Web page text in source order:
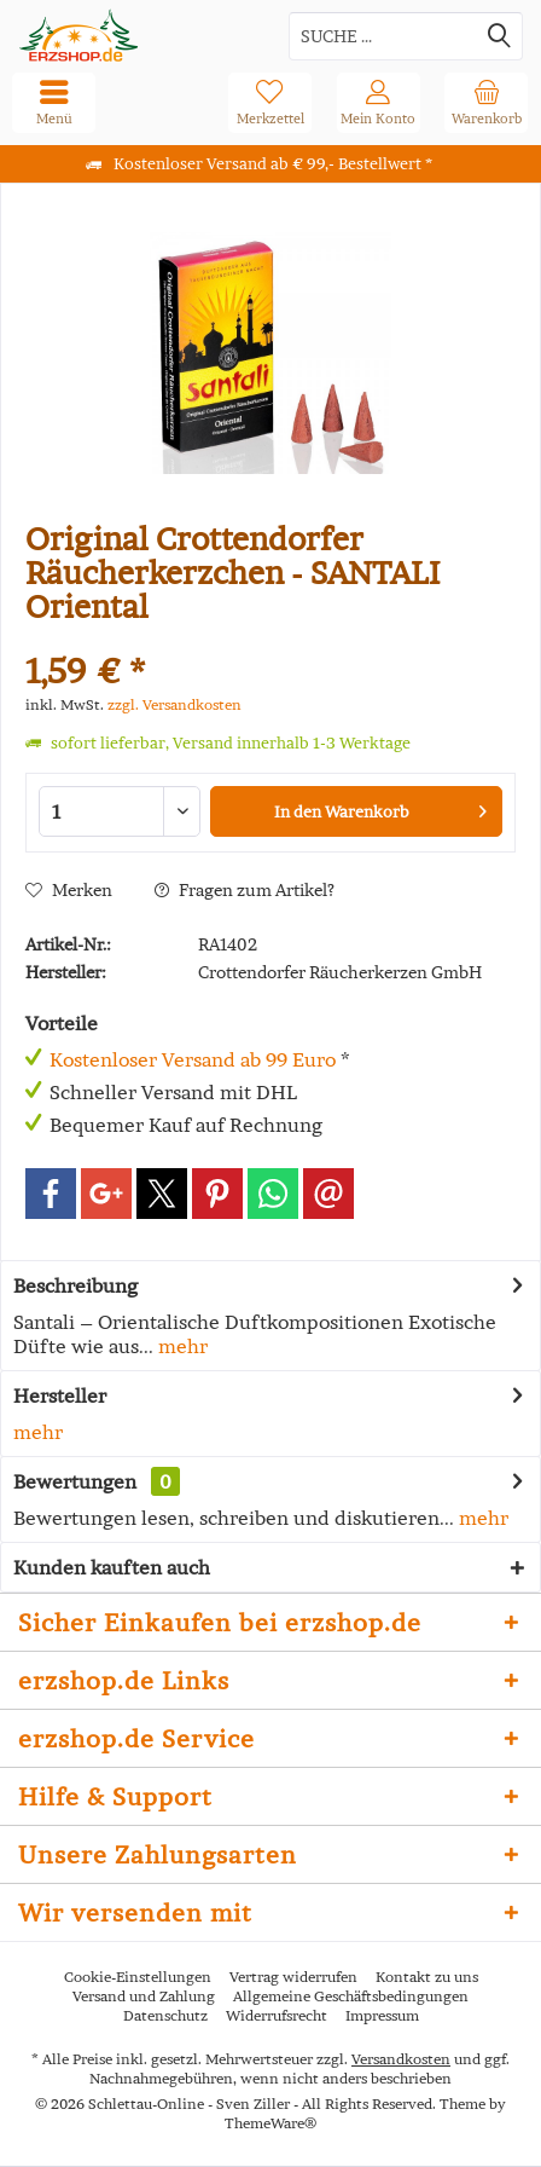
Kostenloser Versand ab € 99,- Bestellwert *
Warenkorb
Merkzettel Mein Konto
Menü
Original Crottendorfer
Räucherkerzchen - SANTALI
Oriental
1,59 € *
inkl. MwSt. zzgl. Versandkosten
sofort lieferbar, Versand innerhalb 1-3 Werktage
In denWarenkorb
Merken Fragen zum Artikel?
Artikel-Nr.:
RA1402
Hersteller:
Crottendorfer Räucherkerzen GmbH
Vorteile
Kostenloser Versand ab 99 Euro *
Schneller Versand mit DHL
Bequemer Kauf auf Rechnung
Beschreibung
Santali – Orientalische Duftkompositionen Exotische
Düfte wie aus... mehr
Hersteller
mehr
Bewertungen
0
Bewertungen lesen, schreiben und diskutieren... mehr
Kunden kauften auch
Sicher Einkaufen bei erzshop.de
erzshop.de Links
erzshop.de Service
Hilfe & Support
Unsere Zahlungsarten
Wir versenden mit
Cookie-Einstellungen Vertrag widerrufen
Kontakt zu uns
Versand und Zahlung
Allgemeine Geschäftsbedingungen
Datenschutz
Widerrufsrecht Impressum
* Alle Preise inkl. gesetzl. Mehrwertsteuer zzgl. Versandkosten und ggf.
Nachnahmegebühren, wenn nicht anders beschrieben
© 2026 Schlettau-Online - Sven Ziller - All Rights Reserved. Theme by
ThemeWare®